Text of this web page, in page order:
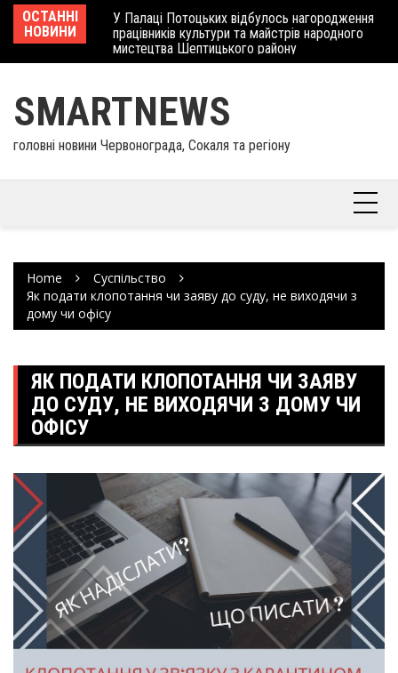
Skip
content
ОСТАННІ
НОВИНИ
У Палаці Потоцьких відбулось нагородження
працівників культури та майстрів народного
мистецтва Шептицького району
SMARTNEWS
головні новини Червонограда, Сокаля та регіону
Home
Суспільство
Як подати клопотання чи заяву до суду, не виходячи з
дому чи офісу
ЯК ПОДАТИ КЛОПОТАННЯ ЧИ ЗАЯВУ
ДО СУДУ, НЕ ВИХОДЯЧИ З ДОМУ ЧИ
ОФІСУ